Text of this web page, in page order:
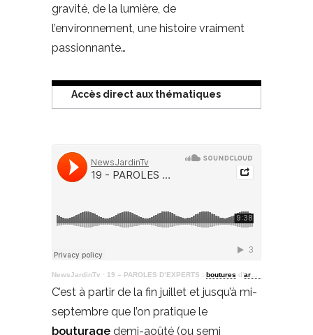
gravité, de la lumière, de
l’environnement, une histoire vraiment
passionnante…
Accès direct aux thématiques
NewsJardinTv · 19 – PAROLES D’EXPERTS : boutures d’arbustes
C’est à partir de la fin juillet et jusqu’à mi-
septembre que l’on pratique le
bouturage demi-aoûté (ou semi